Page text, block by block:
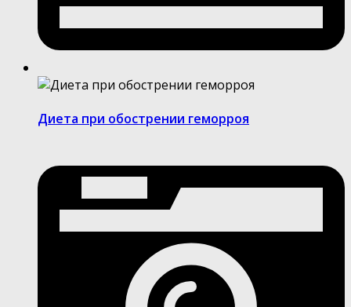
Диета при обострении геморроя